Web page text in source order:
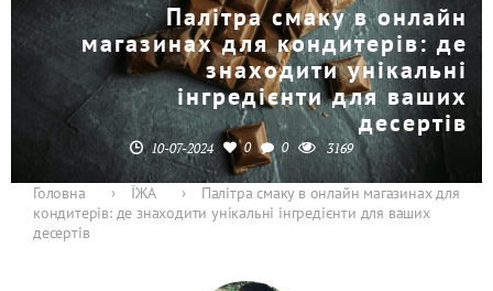
Палітра смаку в онлайн
магазинах для кондитерів: де
знаходити унікальні
інгредієнти для ваших
десертів
10-07-2024 0 0 3169
Головна › ЇЖА ›
Палітра смаку в онлайн магазинах для
кондитерів: де знаходити унікальні інгредієнти для ваших
десертів